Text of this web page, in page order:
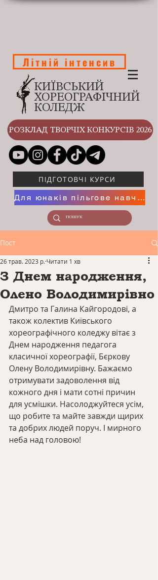
КИЇВСЬКИЙ
ХОРЕОГРАФІЧНИЙ
КОЛЕДЖ
Літній інтенсив
РОЗКЛАД ТВОРЧІХ КОНКУРСІВ 2026
ПІДГОТОВЧІ КУРСИ
Для юнаків пільгове навчання
Пост
З Днем народження,
Олено Володимирівно
26 трав. 2023 р. Читати 1 хв
Дмитро та Галина Кайгородові, а
також колектив Київського
хореографічного коледжу вітає з
Днем народження педагога
класичної хореографії, Бєркову
Олену Володимирівну. Бажаємо
отримувати задоволення від
кожного дня і мати сотні причин
для усмішки. Насолоджуйтеся усім,
що робите та майте завжди щирих
та добрих людей поруч. І мирного
неба над головою!